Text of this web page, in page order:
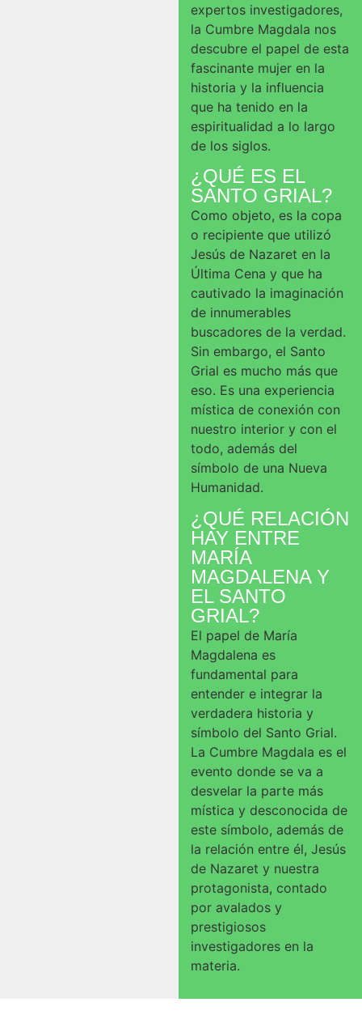
expertos investigadores,
la Cumbre Magdala nos
descubre el papel de esta
fascinante mujer en la
historia y la influencia
que ha tenido en la
espiritualidad a lo largo
de los siglos.
¿QUÉ ES EL
SANTO GRIAL?
Como objeto, es la copa
o recipiente que utilizó
Jesús de Nazaret en la
Última Cena y que ha
cautivado la imaginación
de innumerables
buscadores de la verdad.
Sin embargo, el Santo
Grial es mucho más que
eso. Es una experiencia
mística de conexión con
nuestro interior y con el
todo, además del
símbolo de una Nueva
Humanidad.
¿QUÉ RELACIÓN
HAY ENTRE
MARÍA
MAGDALENA Y
EL SANTO
GRIAL?
El papel de María
Magdalena es
fundamental para
entender e integrar la
verdadera historia y
símbolo del Santo Grial.
La Cumbre Magdala es el
evento donde se va a
desvelar la parte más
mística y desconocida de
este símbolo, además de
la relación entre él, Jesús
de Nazaret y nuestra
protagonista, contado
por avalados y
prestigiosos
investigadores en la
materia.